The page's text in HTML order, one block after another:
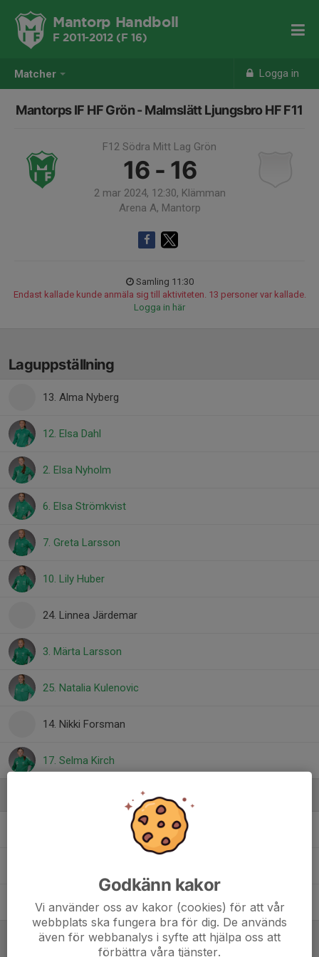
Matcher Logga in
Mantorp Handboll
F 2011-2012 (F 16)
Mantorps IF HF Grön - Malmslätt Ljungsbro HF F11
F12 Södra Mitt Lag Grön
16 - 16
2 mar 2024, 12:30, Klämman
Arena A, Mantorp
Samling 11:30
Endast kallade kunde anmäla sig till aktiviteten. 13 personer var kallade.
Logga in här
Laguppställning
13. Alma Nyberg
12. Elsa Dahl
2. Elsa Nyholm
6. Elsa Strömkvist
7. Greta Larsson
10. Lily Huber
24. Linnea Järdemar
3. Märta Larsson
25. Natalia Kulenovic
14. Nikki Forsman
17. Selma Kirch
Tränare
Stefan Kirch Tränare
Godkänn kakor
Vi använder oss av kakor (cookies) för att vår
webbplats ska fungera bra för dig. De används
även för webbanalys i syfte att hjälpa oss att
förbättra våra tjänster.